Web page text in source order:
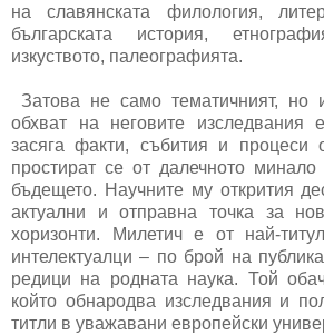
на славянската филология,
българската история,
изкуството, палеографията.
Затова не само тематичният, но
обхват на неговите изследвания
засяга факти, събития и процеси
простират се от далечното
бъдещето. Научните му открития
актуални и отправна точка за
хоризонти. Милетич е от най-
интелектуалци – по брой на
редици на родната наука. Той
който обнародва изследвания и
титли в уважавани европейски